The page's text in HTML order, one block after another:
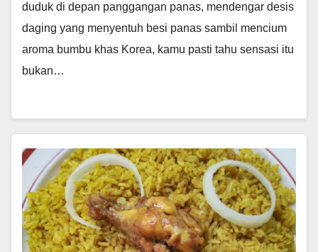
duduk di depan panggangan panas, mendengar desis
daging yang menyentuh besi panas sambil mencium
aroma bumbu khas Korea, kamu pasti tahu sensasi itu
bukan…